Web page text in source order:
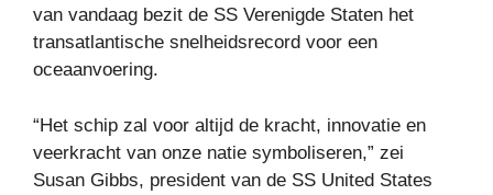
van vandaag bezit de SS Verenigde Staten het
transatlantische snelheidsrecord voor een
oceaanvoering.
“Het schip zal voor altijd de kracht, innovatie en
veerkracht van onze natie symboliseren,” zei
Susan Gibbs, president van de SS United States